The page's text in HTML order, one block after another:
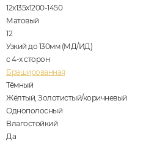
12х135х1200-1450
Матовый
12
Узкий до 130мм (МД/ИД)
с 4-х сторон
Брашированная
Тёмный
Жёлтый, Золотистый/коричневый
Однополосный
Влагостойкий
Да